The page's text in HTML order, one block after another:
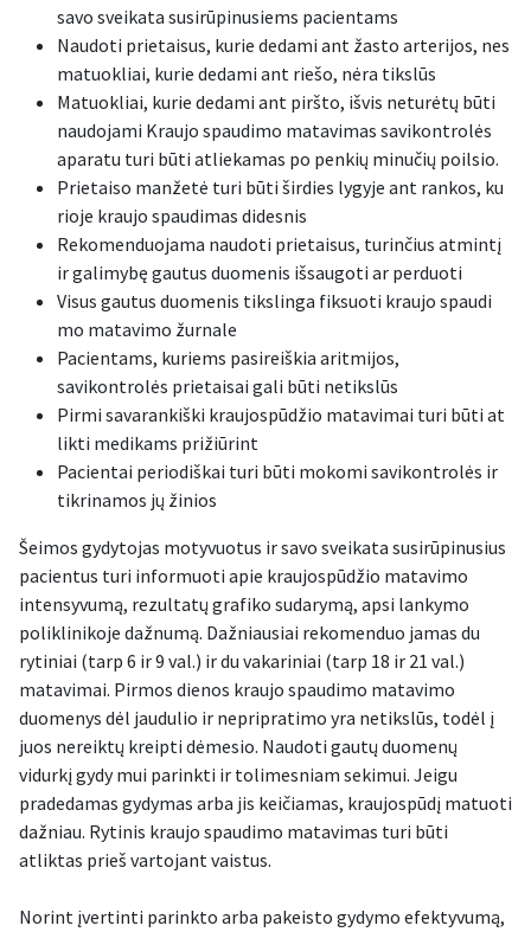
savo sveikata susirūpinusiems pacientams
Naudoti prietaisus, kurie dedami ant žasto arterijos, nes
matuokliai, kurie dedami ant riešo, nėra tikslūs
Matuokliai, kurie dedami ant piršto, išvis neturėtų būti
naudojami Kraujo spaudimo matavimas savikontrolės
aparatu turi būti atliekamas po penkių minučių poilsio.
Prietaiso manžetė turi būti širdies lygyje ant rankos, ku
rioje kraujo spaudimas didesnis
Rekomenduojama naudoti prietaisus, turinčius atmintį
ir galimybę gautus duomenis išsaugoti ar perduoti
Visus gautus duomenis tikslinga fiksuoti kraujo spaudi
mo matavimo žurnale
Pacientams, kuriems pasireiškia aritmijos,
savikontrolės prietaisai gali būti netikslūs
Pirmi savarankiški kraujospūdžio matavimai turi būti at
likti medikams prižiūrint
Pacientai periodiškai turi būti mokomi savikontrolės ir
tikrinamos jų žinios
Šeimos gydytojas motyvuotus ir savo sveikata susirūpinusius
pacientus turi informuoti apie kraujospūdžio matavimo
intensyvumą, rezultatų grafiko sudarymą, apsi lankymo
poliklinikoje dažnumą. Dažniausiai rekomenduo jamas du
rytiniai (tarp 6 ir 9 val.) ir du vakariniai (tarp 18 ir 21 val.)
matavimai. Pirmos dienos kraujo spaudimo matavimo
duomenys dėl jaudulio ir nepripratimo yra netikslūs, todėl į
juos nereiktų kreipti dėmesio. Naudoti gautų duomenų
vidurkį gydy mui parinkti ir tolimesniam sekimui. Jeigu
pradedamas gydymas arba jis keičiamas, kraujospūdį matuoti
dažniau. Rytinis kraujo spaudimo matavimas turi būti
atliktas prieš vartojant vaistus.
Norint įvertinti parinkto arba pakeisto gydymo efektyvumą,